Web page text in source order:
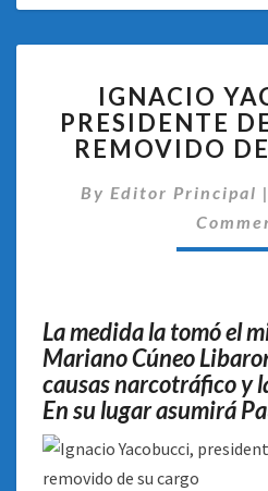
DE
IGNACIO
PRESIDENTE
REMOVIDO
By Editor Principal |
La medida la tomó el
Mariano Cúneo
causas narcotráfico y
En su lugar asumirá